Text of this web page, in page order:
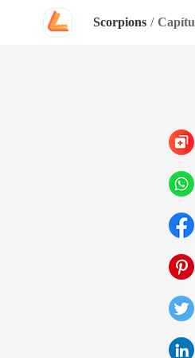
Scorpions /